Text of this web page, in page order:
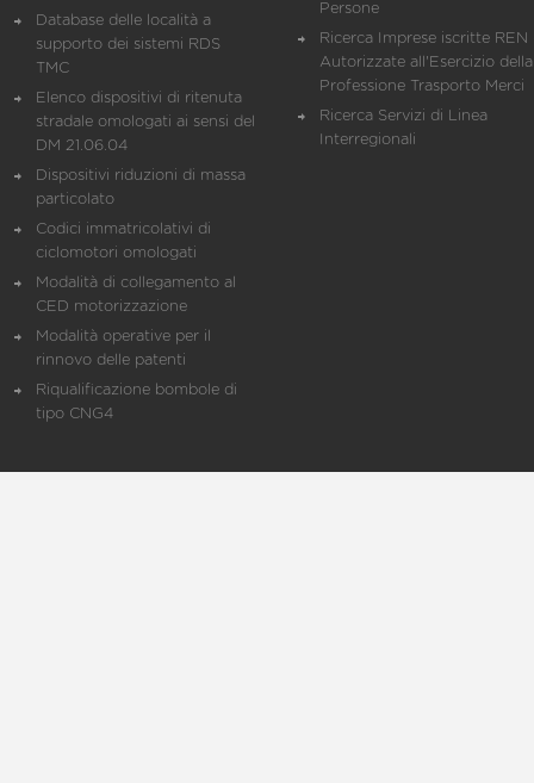
Database delle località a
supporto dei sistemi RDS
TMC
Elenco dispositivi di ritenuta
stradale omologati ai sensi del
DM 21.06.04
Dispositivi riduzioni di massa
particolato
Codici immatricolativi di
ciclomotori omologati
Modalità di collegamento al
CED motorizzazione
Modalità operative per il
rinnovo delle patenti
Riqualificazione bombole di
tipo CNG4
Persone
Ricerca Imprese iscritte REN
Autorizzate all'Esercizio della
Professione Trasporto Merci
Ricerca Servizi di Linea
Interregionali